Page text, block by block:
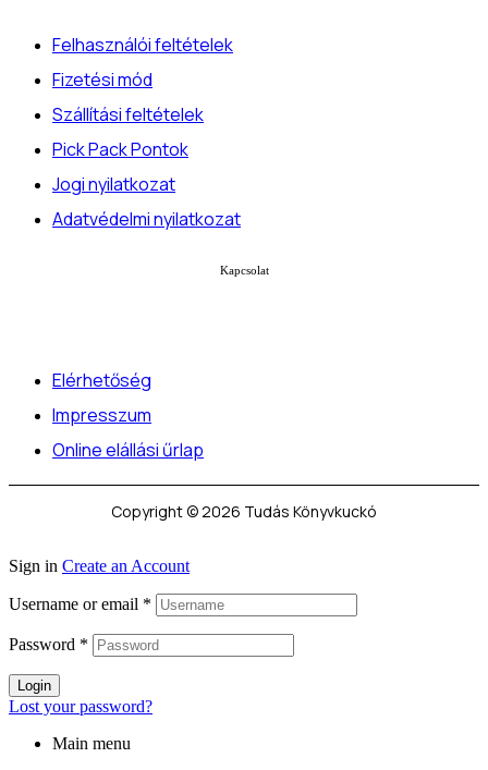
Felhasználói feltételek
Fizetési mód
Szállítási feltételek
Pick Pack Pontok
Jogi nyilatkozat
Adatvédelmi nyilatkozat
Kapcsolat
Elérhetőség
Impresszum
Online elállási űrlap
Copyright © 2026 Tudás Könyvkuckó
Sign in Create an Account
Username or email *
Password *
Login
Lost your password?
Main menu